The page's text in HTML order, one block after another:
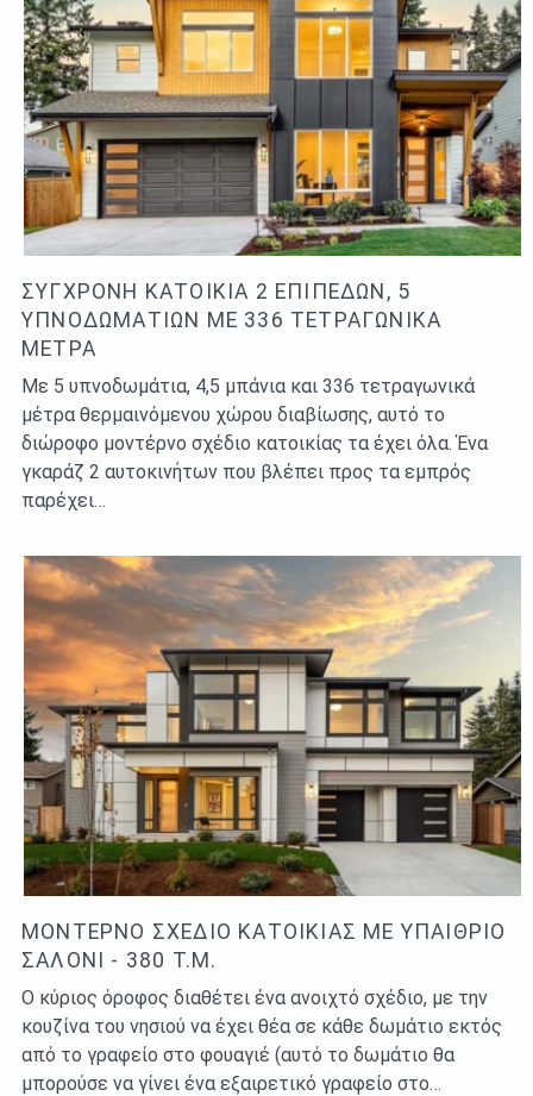
ΣΎΓΧΡΟΝΗ ΚΑΤΟΙΚΊΑ 2 ΕΠΙΠΈΔΩΝ, 5
ΥΠΝΟΔΩΜΑΤΊΩΝ ΜΕ 336 ΤΕΤΡΑΓΩΝΙΚΆ
ΜΈΤΡΑ
Με 5 υπνοδωμάτια, 4,5 μπάνια και 336 τετραγωνικά
μέτρα θερμαινόμενου χώρου διαβίωσης, αυτό το
διώροφο μοντέρνο σχέδιο κατοικίας τα έχει όλα. Ένα
γκαράζ 2 αυτοκινήτων που βλέπει προς τα εμπρός
παρέχει…
ΜΟΝΤΈΡΝΟ ΣΧΈΔΙΟ ΚΑΤΟΙΚΊΑΣ ΜΕ ΥΠΑΊΘΡΙΟ
ΣΑΛΌΝΙ - 380 Τ.Μ.
Ο κύριος όροφος διαθέτει ένα ανοιχτό σχέδιο, με την
κουζίνα του νησιού να έχει θέα σε κάθε δωμάτιο εκτός
από το γραφείο στο φουαγιέ (αυτό το δωμάτιο θα
μπορούσε να γίνει ένα εξαιρετικό γραφείο στο…